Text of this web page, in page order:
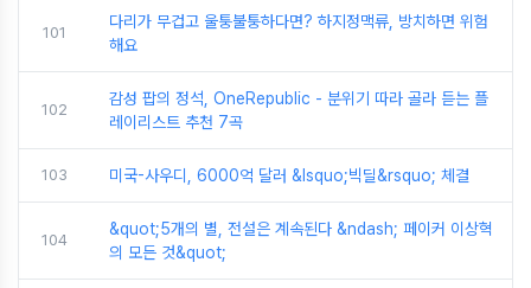
101
다리가 무겁고 울퉁불퉁하다면? 하지정맥류, 방치하면 위험
해요
102
감성 팝의 정석, OneRepublic - 분위기 따라 골라 듣는 플
레이리스트 추천 7곡
103 미국-사우디, 6000억 달러 &lsquo;빅딜&rsquo; 체결
104
&quot;5개의 별, 전설은 계속된다 &ndash; 페이커 이상혁
의 모든 것&quot;